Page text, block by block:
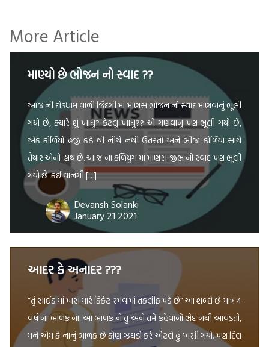
More Article
માણ્યો છે ભોજન નો સ્વાદ ??
આજ ની દોડધામ વાળી જિંદગી માં માણસ ભોજન નો સ્વાદ માણવાનું ભૂલી
ગયો છે, ક્યારે શું ખાધું? કેટલું ખાધું?? એ ગણવાનું પણ ભૂલી ગયો છે,
એક કોળિયો હજી કંઠે થી નીચે નથી ઉતરતો અને બીજા કોળિયા સાથે
તૈયાર એનો હાથ છે. આજ ના કળિયુગ માં માણસ જીભ નો સ્વાદ પણ ભૂલી
ગયો છે. કઈ વાનગી […]
Devansh Solanki
January 21 2021
આદર કે અનાદર ???
“તું સાઈડ માં ખસ મારે ક્રિકેટ રમવામાં તકલીફ પડે છે” આ શબ્દો છે માત્ર 4
વર્ષ ના બાળક ના. આ બાળક ને તું અને તમે કહેવાનો ભેદ નથી આવડતો,
મને એમ કે નાનું બાળક છે કોણ ઝઘડો કરે એટલે હું ખસી ગયો. પણ દિલ